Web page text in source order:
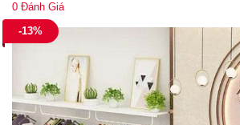
0 Đánh Giá
-13%